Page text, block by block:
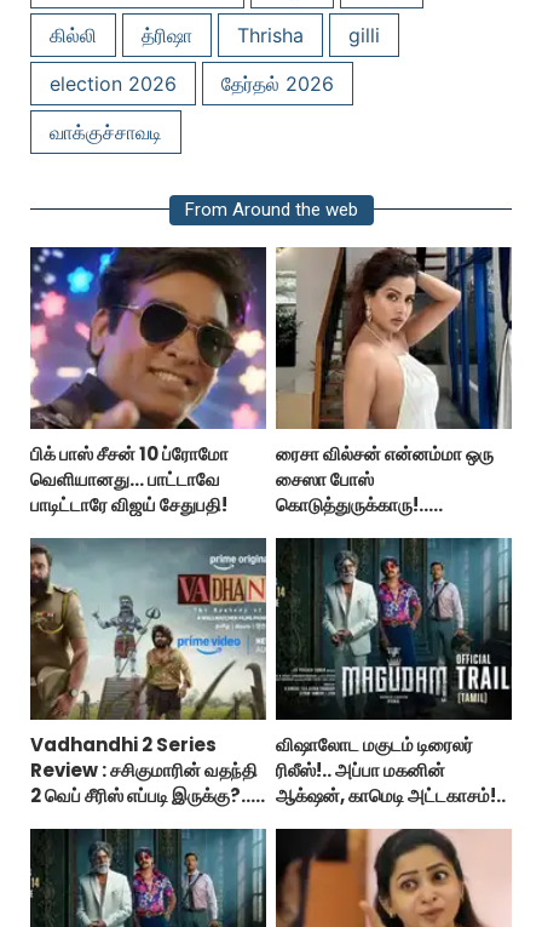
கில்லி
த்ரிஷா Thrisha
gilli
election 2026
தேர்தல் 2026
வாக்குச்சாவடி
From Around the web
பிக் பாஸ் சீசன் 10 ப்ரோமோ
வெளியானது... பாட்டாவே
பாடிட்டாரே விஜய் சேதுபதி!
ரைசா வில்சன் என்னம்மா ஒரு
சைஸா போஸ்
கொடுத்துருக்காரு!..
Vadhandhi 2 Series
Review : சசிகுமாரின் வதந்தி
2 வெப் சீரிஸ் எப்படி இருக்கு?...
விஷாலோட மகுடம் டிரைலர்
ரிலீஸ்!.. அப்பா மகனின்
ஆக்‌ஷன், காமெடி அட்டகாசம்!..